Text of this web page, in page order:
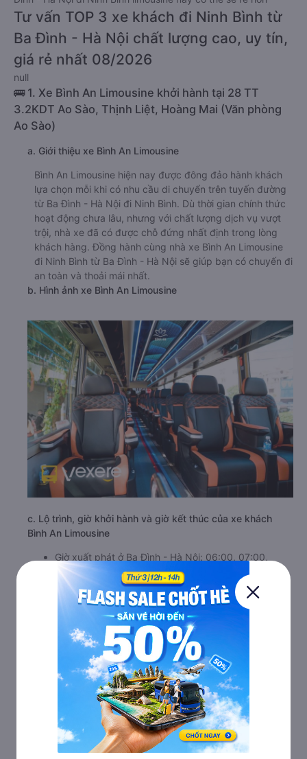
Tư vấn TOP 3 xe khách đi Ninh Bình từ
Ba Đình - Hà Nội chất lượng cao, uy tín,
giá rẻ nhất 08/2026
null
🚌 1. Xe Bình An Limousine khởi hành tại 28 TT
3.2KDT Ao Sào, Thịnh Liệt, Hoàng Mai (Văn phòng
Ao Sào)
a. Giới thiệu xe Bình An Limousine
Bình An Limousine hiện nay được đông đảo hành khách
lựa chọn mỗi khi có nhu cầu di chuyển trên tuyến đường
từ Ba Đình - Hà Nội đi Ninh Bình. Dù thời gian chính thức
hoạt động chưa lâu, nhưng với chất lượng dịch vụ vượt
trội, nhà xe đã có được chỗ đứng nhất định trong lòng
khách hàng. Đồng hành cùng nhà xe Bình An Limousine
đi Ninh Bình từ Ba Đình - Hà Nội sẽ giúp bạn có chuyến đi
an toàn và thoải mái nhất.
b. Hình ảnh xe Bình An Limousine
c. Lộ trình, giờ khởi hành và giờ kết thúc của xe khách
Bình An Limousine
Giờ xuất phát ở Ba Đình - Hà Nội: 06:00, 07:00,
08:00, 09:00, 10:00, 11:00, 12:00, 13:00, 14:00,
15:00
Giờ đến nơi ở Ninh Bình: 7:18, 8:18, 9:18, 10:18,
11:18, 12:18, 13:18, 14:18, 15:18, 16:18
Thời gian chạy từ Ba Đình - Hà Nội đi Ninh Bình của
nhà xeBình An Limousinekhoảng: 1.3 giờ
d. Các điểm đón khách của nhà xe Bình An Limousine
Văn phòng Ao Sào
e. Các điểm trả khách của nhà xe Bình An Limousine
Cao Bồ